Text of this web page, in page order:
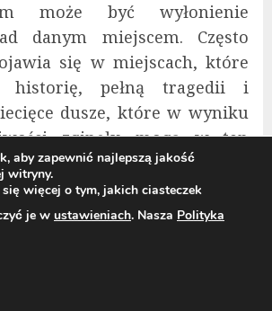
może być wyłonienie
danym miejscem. Często
się w miejscach, które
historię, pełną tragedii i
dusze, które w wyniku
zginęły, mogą w ten
swoje emocje i
walcząc z żyjącymi, którzy
zrozumieć. Zjawisko to
osobiste podłoże, gdyż
próbują zwrócić na siebie
niezamknięte sprawy z
aby zapewnić najlepszą jakość
witryny.
więcej o tym, jakich ciasteczek
je w ustawieniach. Nasza Polityka